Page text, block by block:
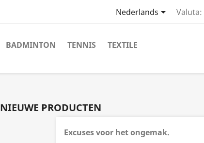
Nederlands Valuta:
BADMINTON TENNIS TEXTILE
NIEUWE PRODUCTEN
Excuses voor het ongemak.